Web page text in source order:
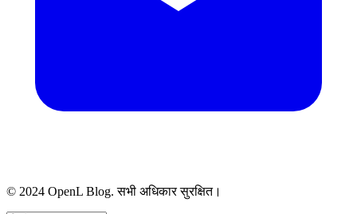
© 2024 OpenL Blog. सभी अधिकार सुरक्षित।